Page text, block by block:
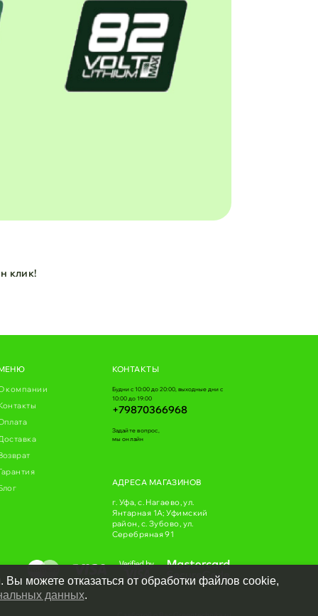
клик!
компании
КОНТАКТЫ
Будни с 10:00 до 20:00, выходные дни с
10:00 до 19:00
+79870366968
Задайте вопрос,
мы онлайн
АДРЕСА МАГАЗИНОВ
г. Уфа, с. Нагаево, ул.
Янтарная 1А; Уфимский
район, с. Зубово, ул.
Серебряная 91
можете отказаться от обработки файлов cookie,
данных.